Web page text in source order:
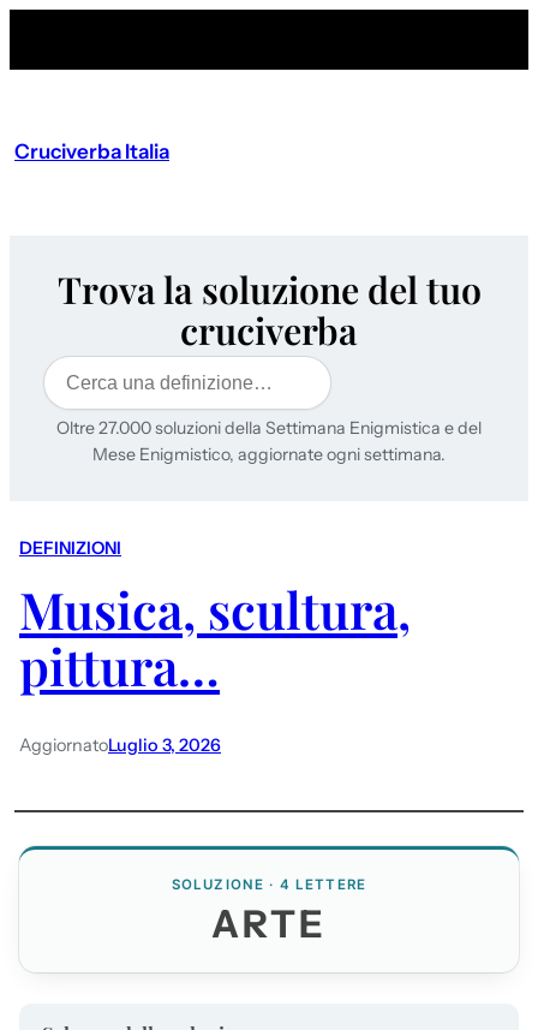
Cruciverba Italia
Trova la soluzione del tuo
cruciverba
Cerca
Oltre 27.000 soluzioni della Settimana Enigmistica e del
Mese Enigmistico, aggiornate ogni settimana.
DEFINIZIONI
Musica, scultura,
pittura…
AggiornatoLuglio 3, 2026
SOLUZIONE · 4 LETTERE
ARTE